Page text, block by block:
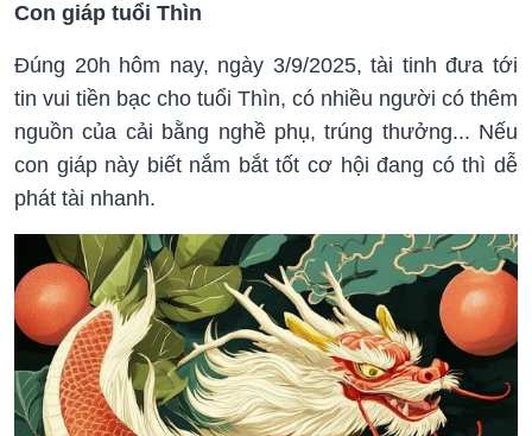
Con giáp tuổi Thìn
Đúng 20h hôm nay, ngày 3/9/2025, tài tinh đưa tới
tin vui tiền bạc cho tuổi Thìn, có nhiều người có thêm
nguồn của cải bằng nghề phụ, trúng thưởng... Nếu
con giáp này biết nắm bắt tốt cơ hội đang có thì dễ
phát tài nhanh.